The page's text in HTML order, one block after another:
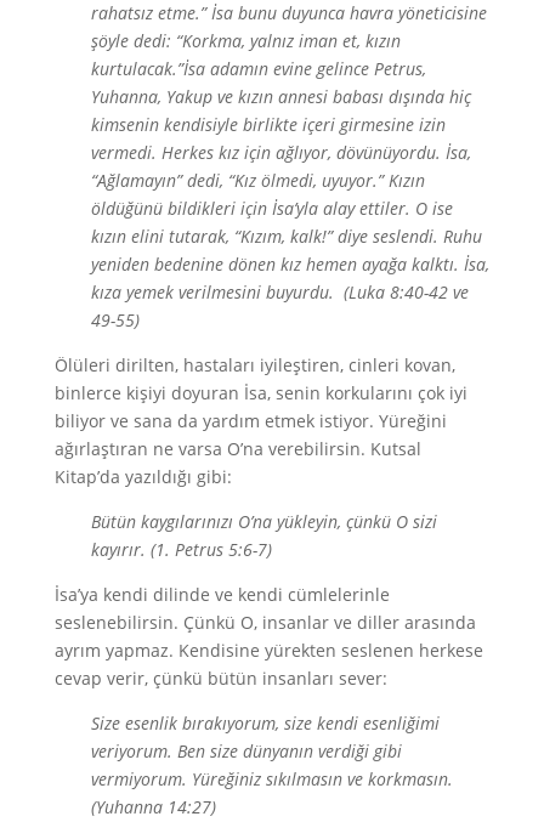
rahatsız etme.” İsa bunu duyunca havra yöneticisine
şöyle dedi: “Korkma, yalnız iman et, kızın
kurtulacak.”İsa adamın evine gelince Petrus,
Yuhanna, Yakup ve kızın annesi babası dışında hiç
kimsenin kendisiyle birlikte içeri girmesine izin
vermedi. Herkes kız için ağlıyor, dövünüyordu. İsa,
“Ağlamayın” dedi, “Kız ölmedi, uyuyor.” Kızın
öldüğünü bildikleri için İsa’yla alay ettiler. O ise
kızın elini tutarak, “Kızım, kalk!” diye seslendi. Ruhu
yeniden bedenine dönen kız hemen ayağa kalktı. İsa,
kıza yemek verilmesini buyurdu. (Luka 8:40-42 ve
49-55)
Ölüleri dirilten, hastaları iyileştiren, cinleri kovan,
binlerce kişiyi doyuran İsa, senin korkularını çok iyi
biliyor ve sana da yardım etmek istiyor. Yüreğini
ağırlaştıran ne varsa O’na verebilirsin. Kutsal
Kitap’da yazıldığı gibi:
Bütün kaygılarınızı O’na yükleyin, çünkü O sizi
kayırır. (1. Petrus 5:6-7)
İsa’ya kendi dilinde ve kendi cümlelerinle
seslenebilirsin. Çünkü O, insanlar ve diller arasında
ayrım yapmaz. Kendisine yürekten seslenen herkese
cevap verir, çünkü bütün insanları sever:
Size esenlik bırakıyorum, size kendi esenliğimi
veriyorum. Ben size dünyanın verdiği gibi
vermiyorum. Yüreğiniz sıkılmasın ve korkmasın.
(Yuhanna 14:27)